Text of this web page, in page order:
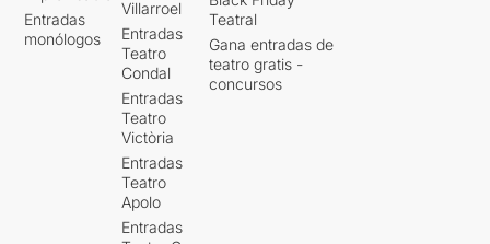
Entradas
monólogos
Villarroel
Entradas
Teatro
Condal
Entradas
Teatro
Victòria
Entradas
Teatro
Apolo
Entradas
Teatral
Gana entradas de
teatro gratis -
concursos